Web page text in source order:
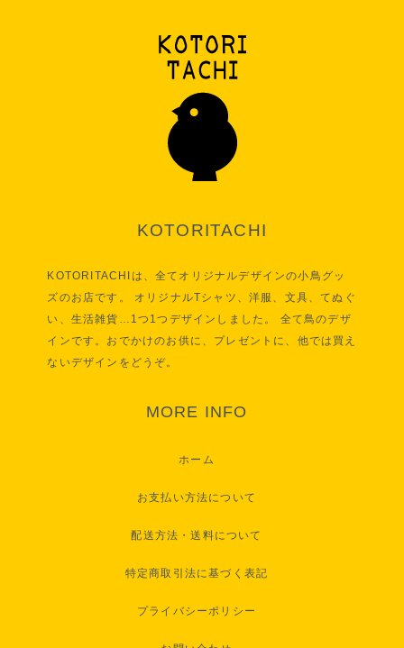
KOTORITACHI
KOTORITACHIは、全てオリジナルデザインの小鳥グッ
ズのお店です。 オリジナルTシャツ、洋服、文具、てぬぐ
い、生活雑貨…1つ1つデザインしました。 全て鳥のデザ
インです。おでかけのお供に、プレゼントに、他では買え
ないデザインをどうぞ。
MORE INFO
ホーム
お支払い方法について
配送方法・送料について
特定商取引法に基づく表記
プライバシーポリシー